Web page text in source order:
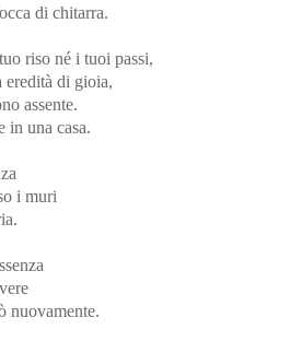
di chitarra.
riso né i tuoi passi,
eredità di gioia,
assente.
in una casa.
i muri
nuovamente.